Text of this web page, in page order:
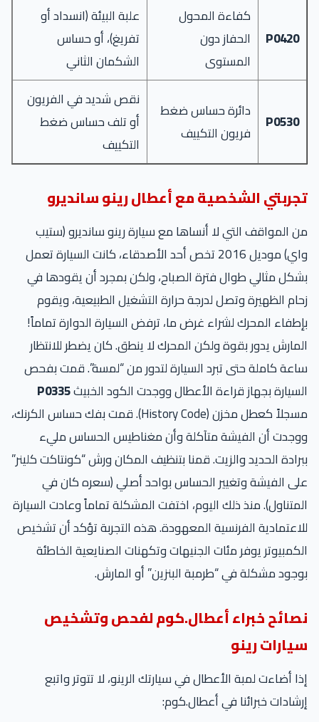
P0420
كفاءة المحول
الحفاز دون
المستوى
علبة البيئة (انسداد أو
تفريغ)، أو حساس
الشكمان الثاني
P0530
دائرة حساس ضغط
فريون التكييف
نقص شديد في الفريون
أو تلف حساس ضغط
التكييف
تجربتي الشخصية مع أعطال رينو سانديرو
من المواقف التي لا أنساها مع سيارة رينو سانديرو (ستيب
واي) موديل 2016 تخص أحد الأصدقاء، كانت السيارة تعمل
بشكل مثالي طوال فترة الصباح، ولكن بمجرد أن يقودها في
زحام الظهيرة وتصل لدرجة حرارة التشغيل الطبيعية، ويقوم
بإطفاء المحرك لشراء غرض ما، ترفض السيارة الدوارة تماماً!
المارش يدور بقوة ولكن المحرك لا ينطق. كان يضطر للانتظار
ساعة كاملة حتى تبرد السيارة لتدور من “لمسة”. قمت بفحص
السيارة بجهاز قراءة الأعطال ووجدت الكود الخبيثP0335
مسجلاً كعطل مخزن (History Code). قمت بفك حساس الكرنك،
ووجدت أن الفيشة متآكلة وأن مغناطيس الحساس مليء
ببرادة الحديد والزيت. قمنا بتنظيف المكان ورش “كونتاكت كلينر”
على الفيشة وتغيير الحساس بواحد أصلي (سعره كان في
المتناول). منذ ذلك اليوم، اختفت المشكلة تماماً وعادت السيارة
للاعتمادية الفرنسية المعهودة. هذه التجربة تؤكد أن تشخيص
الكمبيوتر يوفر مئات الجنيهات وتكهنات الصنايعية الخاطئة
بوجود مشكلة في “طرمبة البنزين” أو المارش.
نصائح خبراء أعطال.كوم لفحص وتشخيص
سيارات رينو
إذا أضاءت لمبة الأعطال في سيارتك الرينو، لا تتوتر واتبع
إرشادات خبرائنا في أعطال.كوم: